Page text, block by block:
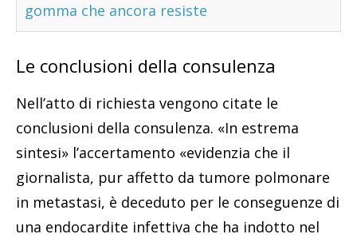
gomma che ancora resiste
Le conclusioni della consulenza
Nell’atto di richiesta vengono citate le
conclusioni della consulenza. «In estrema
sintesi» l’accertamento «evidenzia che il
giornalista, pur affetto da tumore polmonare
in metastasi, è deceduto per le conseguenze di
una endocardite infettiva che ha indotto nel